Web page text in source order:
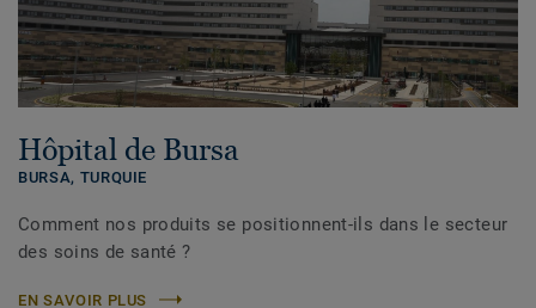
Hôpital de Bursa
BURSA, TURQUIE
Comment nos produits se positionnent-ils dans le secteur
des soins de santé ?
EN SAVOIR PLUS